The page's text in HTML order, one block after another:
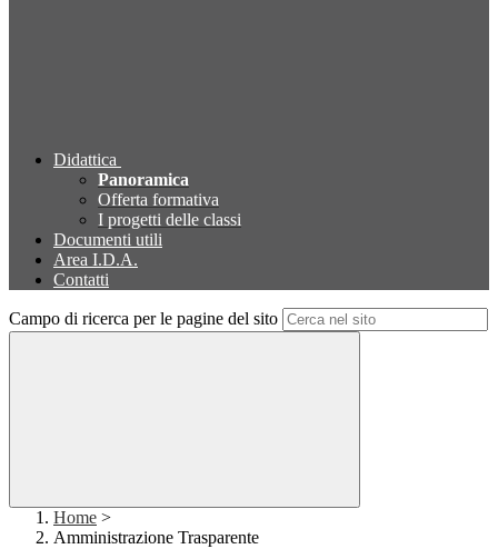
Didattica
Panoramica
Offerta formativa
I progetti delle classi
Documenti utili
Area I.D.A.
Contatti
Campo di ricerca per le pagine del sito
Home >
Amministrazione Trasparente